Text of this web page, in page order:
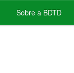
Sobre a BDTD